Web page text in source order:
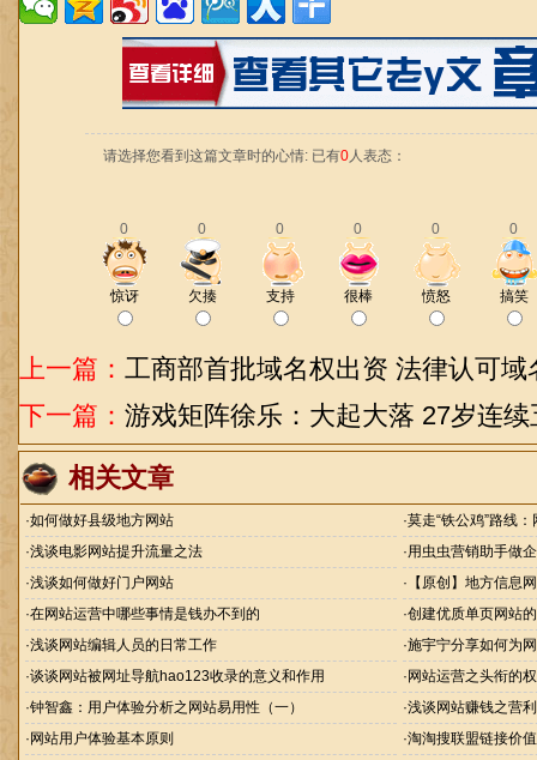
请选择您看到这篇文章时的心情: 已有0人表态：
0 0 0 0 0 0
惊讶 欠揍 支持 很棒 愤怒 搞笑
上一篇： 工商部首批域名权出资 法律认可域
下一篇： 游戏矩阵徐乐：大起大落 27岁连
相关文章
·如何做好县级地方网站 ·莫走“铁公鸡”路线
·浅谈电影网站提升流量之法 ·用虫虫营销助手做
·浅谈如何做好门户网站 · 【原创】地方信息
·在网站运营中哪些事情是钱办不到的 ·创建优质单页网站
·浅谈网站编辑人员的日常工作 ·施宇宁分享如何为
·谈谈网站被网址导航hao123收录的意义和作用 · 网站运营之头衔的
·钟智鑫：用户体验分析之网站易用性（一） ·浅谈网站赚钱之营
· 网站用户体验基本原则 ·淘淘搜联盟链接价